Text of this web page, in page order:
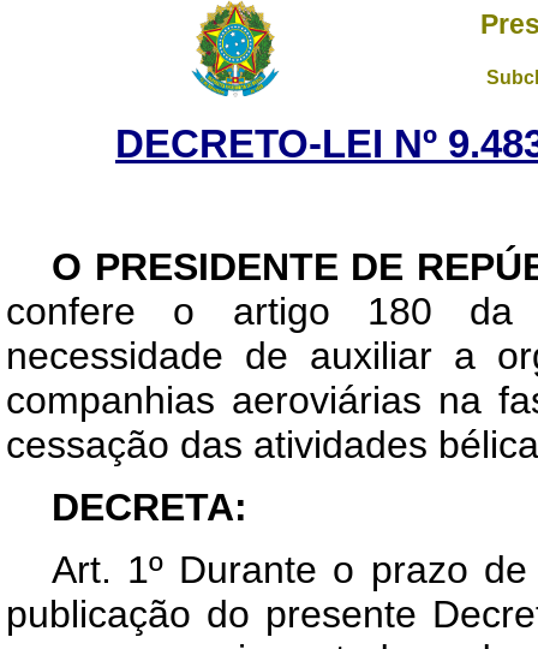
DECRETO-LEI Nº
O PRESIDENTE DE
confere o artigo 180 da
necessidade de auxiliar a
companhias aeroviárias na
cessação das atividades
DECRETA:
Art. 1º Durante o prazo
publicação do presente